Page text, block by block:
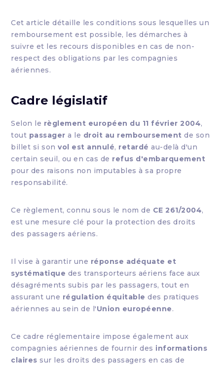
Cet article détaille les conditions sous lesquelles un
remboursement est possible, les démarches à
suivre et les recours disponibles en cas de non-
respect des obligations par les compagnies
aériennes.
Cadre législatif
Selon le règlement européen du 11 février 2004,
tout passager a le droit au remboursement de son
billet si sonvol est annulé, retardé au-delà d'un
certain seuil, ou en cas de refus d'embarquement
pour des raisons non imputables à sa propre
responsabilité.
Ce règlement, connu sous le nom de CE 261/2004,
est une mesure clé pour la protection des droits
des passagers aériens.
Il vise à garantir une réponse adéquate et
systématique des transporteurs aériens face aux
désagréments subis par les passagers, tout en
assurant une régulation équitable des pratiques
aériennes au sein de l'Union européenne.
Ce cadre réglementaire impose également aux
compagnies aériennes de fournir des informations
claires sur les droits des passagers en cas de